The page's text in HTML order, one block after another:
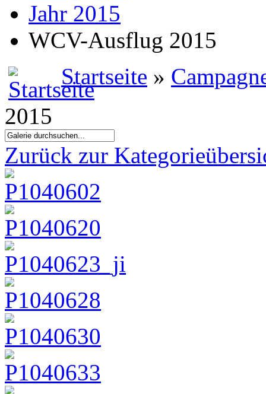
Jahr 2015
WCV-Ausflug 2015
Startseite »
2015
Zurück zur